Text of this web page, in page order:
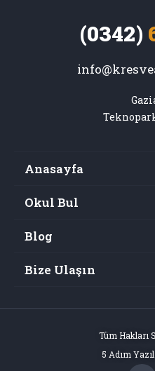
(0342)
Anasayfa
Okul Bul
Blog
Bize Ulaşın
Tüm Hakları
5 Adım